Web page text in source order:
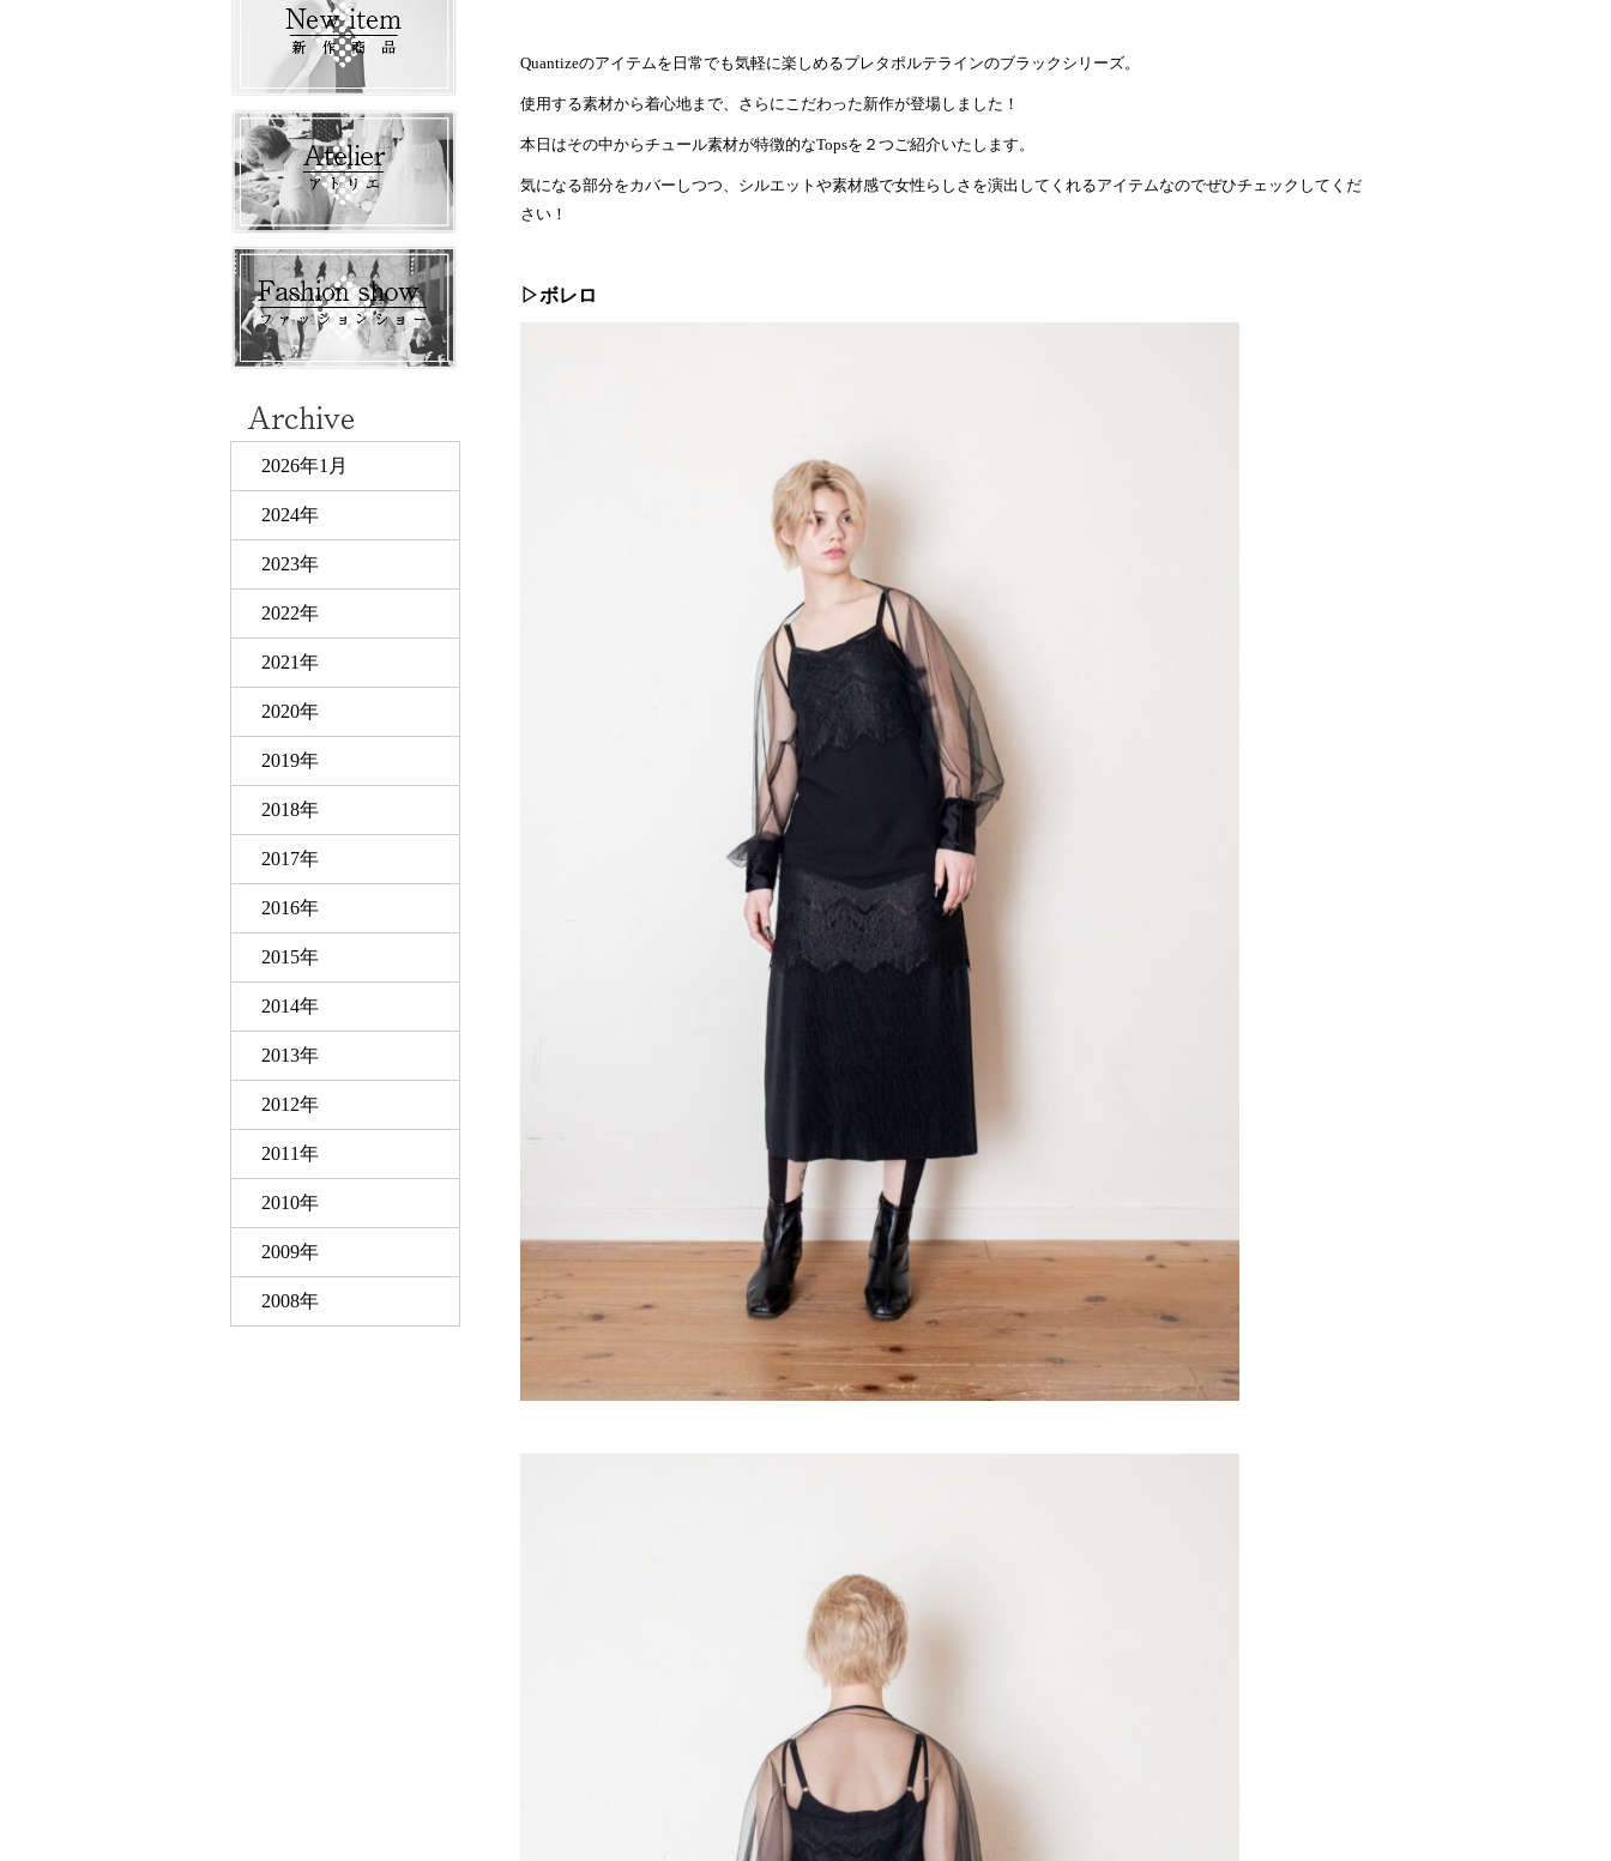
Quantizeのアイテムを日常でも気軽に楽しめるプレタポルテラインのブラックシリーズ。
使用する素材から着心地まで、さらにこだわった新作が登場しました！
本日はその中からチュール素材が特徴的なTopsを２つご紹介いたします。
気になる部分をカバーしつつ、シルエットや素材感で女性らしさを演出してくれるアイテムなのでぜひチェックしてくだ
さい！
▷ボレロ
2026年1月
2024年
2023年
2022年
2021年
2020年
2019年
2018年
2017年
2016年
2015年
2014年
2013年
2012年
2011年
2010年
2009年
2008年